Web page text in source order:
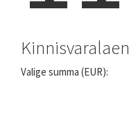
Kinnisvaralaen
Valige summa (EUR):